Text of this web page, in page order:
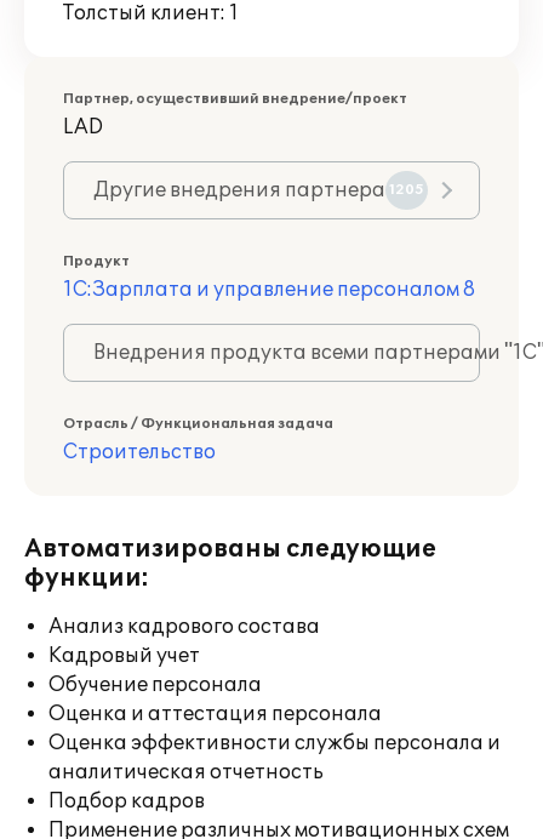
Толстый клиент: 1
Партнер, осуществивший внедрение/проект
LAD
Другие внедрения партнера 1205
Продукт
1С:Зарплата и управление персоналом 8
Внедрения продукта всеми партнерами
Отрасль / Функциональная задача
Строительство
Автоматизированы следующие
функции:
Анализ кадрового состава
Кадровый учет
Обучение персонала
Оценка и аттестация персонала
Оценка эффективности службы персонала и
аналитическая отчетность
Подбор кадров
Применение различных мотивационных схем